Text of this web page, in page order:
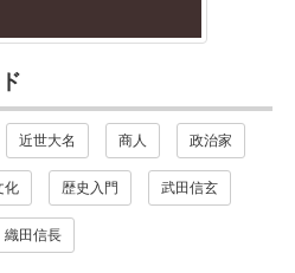
近世大名 商人 政治家
化 歴史入門 武田信玄
織田信長